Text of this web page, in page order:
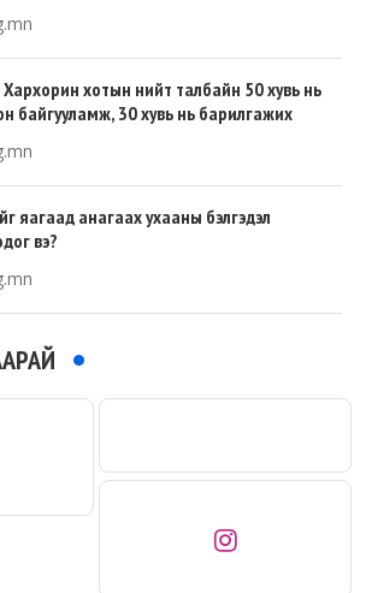
хотын нийт талбайн 50 хувь нь
байгууламж, 30 хувь нь барилгажих
яагаад анагаах ухааны бэлгэдэл
вэ?